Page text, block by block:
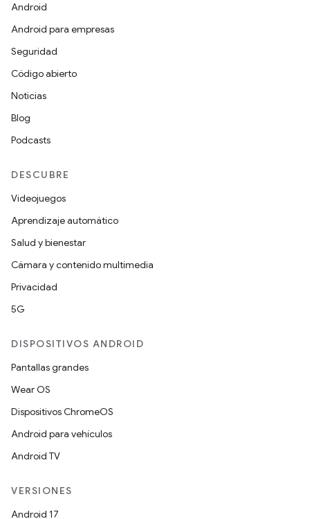
Android
Android para empresas
Seguridad
Código abierto
Noticias
Blog
Podcasts
DESCUBRE
Videojuegos
Aprendizaje automático
Salud y bienestar
Cámara y contenido multimedia
Privacidad
5G
DISPOSITIVOS ANDROID
Pantallas grandes
Wear OS
Dispositivos ChromeOS
Android para vehículos
Android TV
VERSIONES
Android 17